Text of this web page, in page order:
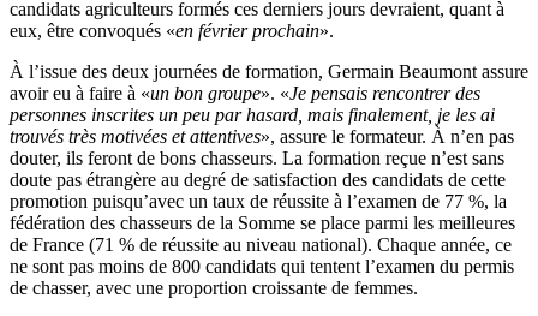
candidats agriculteurs formés ces derniers jours devraient, quant à
eux, être convoqués «en février prochain».
À l’issue des deux journées de formation, Germain Beaumont assure
avoir eu à faire à «un bon groupe». «Je pensais rencontrer des
personnes inscrites un peu par hasard, mais finalement, je les ai
trouvés très motivées et attentives», assure le formateur. À n’en pas
douter, ils feront de bons chasseurs. La formation reçue n’est sans
doute pas étrangère au degré de satisfaction des candidats de cette
promotion puisqu’avec un taux de réussite à l’examen de 77 %, la
fédération des chasseurs de la Somme se place parmi les meilleures
de France (71 % de réussite au niveau national). Chaque année, ce
ne sont pas moins de 800 candidats qui tentent l’examen du permis
de chasser, avec une proportion croissante de femmes.